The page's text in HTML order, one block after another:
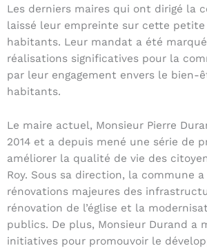
Les derniers maires qui ont dirigé la
laissé leur empreinte sur cette petite
habitants. Leur mandat a été
réalisations significatives pour la
par leur engagement envers le bien-
habitants.
Le maire actuel, Monsieur Pierre
2014 et a depuis mené une série de
améliorer la qualité de vie des
Roy. Sous sa direction, la commune
rénovations majeures des
rénovation de l’église et la
publics. De plus, Monsieur Durand a
initiatives pour promouvoir le